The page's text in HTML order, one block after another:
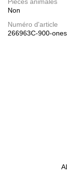
Pièces animales
Non
Numéro d'article
266963C-900-